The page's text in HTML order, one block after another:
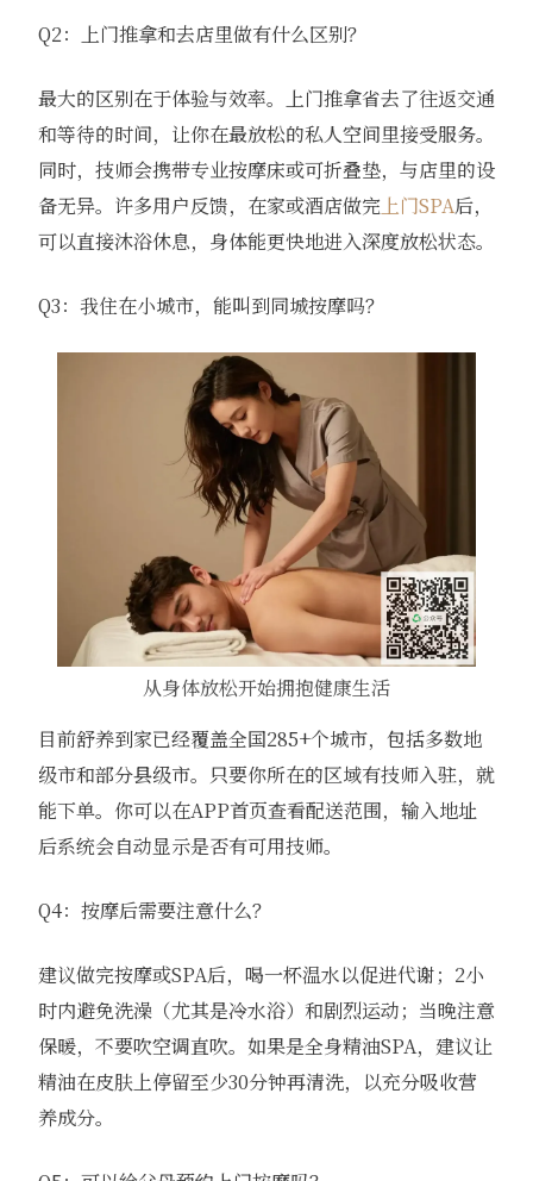
Q2：上门推拿和去店里做有什么区别？
最大的区别在于体验与效率。上门推拿省去了往返交通
和等待的时间，让你在最放松的私人空间里接受服务。
同时，技师会携带专业按摩床或可折叠垫，与店里的设
备无异。许多用户反馈，在家或酒店做完 上门SPA后，
可以直接沐浴休息，身体能更快地进入深度放松状态。
Q3：我住在小城市，能叫到同城按摩吗？
从身体放松开始拥抱健康生活
目前舒养到家已经覆盖全国285+个城市，包括多数地
级市和部分县级市。只要你所在的区域有技师入驻，就
能下单。你可以在APP首页查看配送范围，输入地址
后系统会自动显示是否有可用技师。
Q4：按摩后需要注意什么？
建议做完按摩或SPA后，喝一杯温水以促进代谢；2小
时内避免洗澡（尤其是冷水浴）和剧烈运动；当晚注意
保暖，不要吹空调直吹。如果是全身精油SPA，建议让
精油在皮肤上停留至少30分钟再清洗，以充分吸收营
养成分。